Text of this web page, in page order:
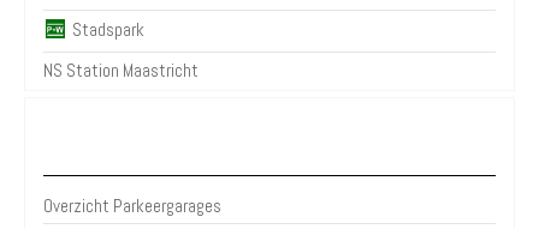
Stadspark
NS Station Maastricht
Overzicht Parkeergarages